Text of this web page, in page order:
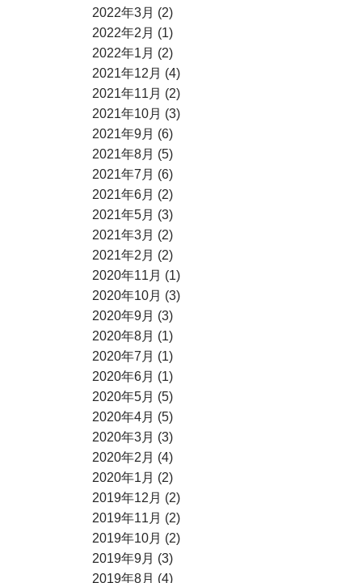
2022年3月 (2)
2022年2月 (1)
2022年1月 (2)
2021年12月 (4)
2021年11月 (2)
2021年10月 (3)
2021年9月 (6)
2021年8月 (5)
2021年7月 (6)
2021年6月 (2)
2021年5月 (3)
2021年3月 (2)
2021年2月 (2)
2020年11月 (1)
2020年10月 (3)
2020年9月 (3)
2020年8月 (1)
2020年7月 (1)
2020年6月 (1)
2020年5月 (5)
2020年4月 (5)
2020年3月 (3)
2020年2月 (4)
2020年1月 (2)
2019年12月 (2)
2019年11月 (2)
2019年10月 (2)
2019年9月 (3)
2019年8月 (4)